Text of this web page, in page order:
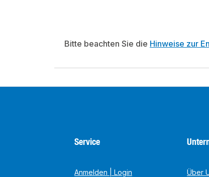
Bitte beachten Sie die Hinweise zur
Service
Anmelden | Login
Über